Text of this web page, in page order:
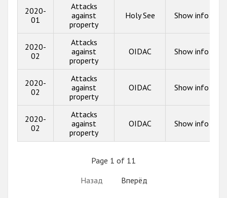
2020-
01
Attacks
against
property
Holy See Show info
2020-
02
Attacks
against
property
OIDAC Show info
2020-
02
Attacks
against
property
OIDAC Show info
2020-
02
Attacks
against
property
OIDAC Show info
Page 1 of 11
Назад
Вперёд